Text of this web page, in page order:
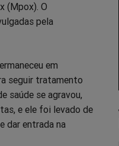
(Mpox). O
pela
em
seguir tratamento
saúde se agravou,
e ele foi levado de
dar entrada na